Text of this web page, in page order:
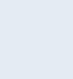
화만 되뇌는 것은
이라고 말했다. 하
입은 644억8000만
가했다. IT 품목
▲화공품